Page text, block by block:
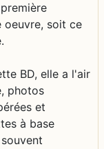
oeuvre, soit ce
BD, elle a l'air
photos
et
à base